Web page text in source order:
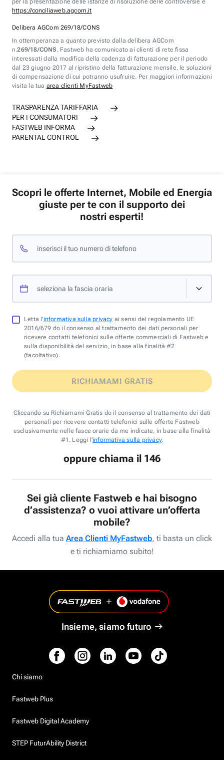
per la presentazione delle istanze di risoluzione delle controversie è
https://conciliaweb.agcom.it
Delibera AGCom 269/18/CONS
In ottemperanza a quanto previsto dalla delibera AGCom
n.269/18/CONS , Fastweb ha comunicato ai clienti di rete fissa
interessati dalla modifica della cadenza di fatturazione per il periodo
dal 23 giugno 2017 al ripristino della fatturazione mensile, le soluzioni
di compensazione di cui potranno usufruire. Per maggiori informazioni
visita la tua area clienti MyFastweb
TRASPARENZA TARIFFARIA
PER I CONSUMATORI
FASTWEB INFORMA
PARENTAL CONTROL
Scopri le offerte Internet, Mobile ed Energia
giuste per te con il supporto dei
nostri esperti!
inserisci il tuo numero di telefono
seleziona la fascia oraria
Letta l'informativa sulla privacy ai sensi del regolamento UE
2016/679 do il consenso al trattamento dei dati personali per
ricevere contatti telefonici sulle offerte commerciali di Fastweb e
sulla disponibilità del servizio, in base alla finalità #2
(facoltativo).
RICHIAMAMI GRATIS
Cliccando su Richiamami Gratis do il consenso al trattamento dei dati
personali per ricevere contatti telefonici sulle offerte Fastweb
esclusivamente nelle fasce orarie da me indicate, in base alla finalità
#1. Leggi l'informativa sulla privacy.
oppure chiama il 146
Sei già cliente Fastweb e hai bisogno
d’assistenza? o vuoi attivare un’offerta
mobile?
Accedi alla tua Area Clienti MyFastweb, ti basta un click
e ti richiamiamo subito!
Insieme, siamo futuro
Chi siamo
Fastweb Plus
Fastweb Digital Academy
STEP FuturAbility District